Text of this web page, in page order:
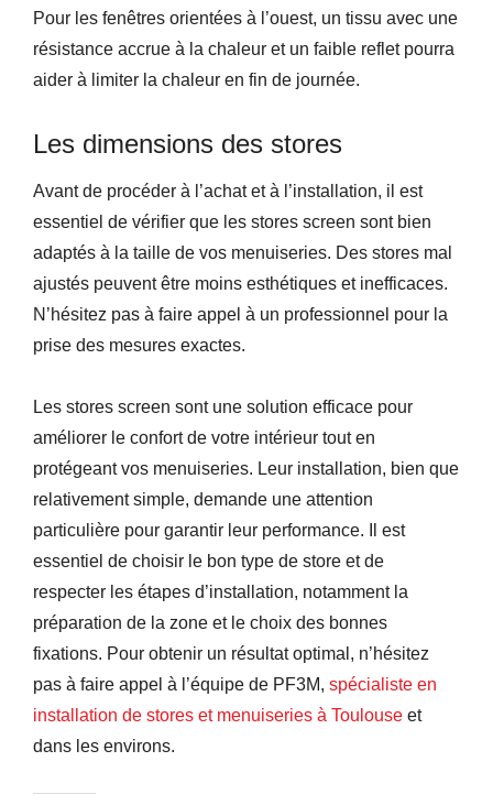
Pour les fenêtres orientées à l’ouest, un tissu avec une
résistance accrue à la chaleur et un faible reflet pourra
aider à limiter la chaleur en fin de journée.
Les dimensions des stores
Avant de procéder à l’achat et à l’installation, il est
essentiel de vérifier que les stores screen sont bien
adaptés à la taille de vos menuiseries. Des stores mal
ajustés peuvent être moins esthétiques et inefficaces.
N’hésitez pas à faire appel à un professionnel pour la
prise des mesures exactes.
Les stores screen sont une solution efficace pour
améliorer le confort de votre intérieur tout en
protégeant vos menuiseries. Leur installation, bien que
relativement simple, demande une attention
particulière pour garantir leur performance. Il est
essentiel de choisir le bon type de store et de
respecter les étapes d’installation, notamment la
préparation de la zone et le choix des bonnes
fixations. Pour obtenir un résultat optimal, n’hésitez
pas à faire appel à l’équipe de PF3M, spécialiste en
installation de stores et menuiseries à Toulouse et
dans les environs.